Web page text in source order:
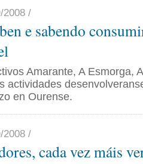
2008 /
e sabendo
Amarante, A Esmorga,
actividades
en Ourense.
2008 /
cada vez máis